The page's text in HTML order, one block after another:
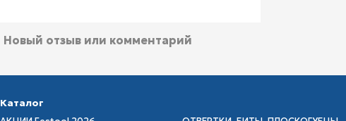
Новый отзыв или комментарий
Каталог